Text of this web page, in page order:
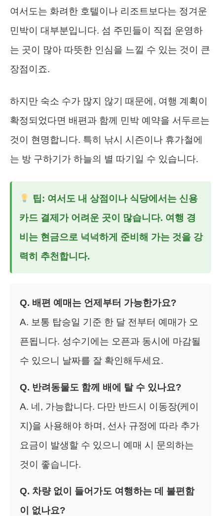
여서도는 화려한 호텔이나 리조트보다는 정겨운
민박이 대부분입니다. 섬 주민들이 직접 운영하
는 곳이 많아 따뜻한 인심을 느낄 수 있는 것이 큰
장점이죠.
하지만 숙소 수가 많지 않기 때문에, 여행 계획이
확정되었다면 배편과 함께 민박 예약을 서두르는
것이 현명합니다. 특히 낚시 시즌이나 휴가철에
는 방 구하기가 하늘의 별 따기일 수 있습니다.
팁: 여서도 내 상점이나 식당에서는 신용
카드 결제가 어려운 곳이 많습니다. 여행 경
비는 현금으로 넉넉하게 준비해 가는 것을 강
력히 추천합니다.
Q. 배편 예매는 언제부터 가능한가요?
A. 보통 탑승일 기준 한 달 전부터 예매가 오
픈됩니다. 성수기에는 오픈과 동시에 마감될
수 있으니 날짜를 잘 확인해두세요.
Q. 반려동물도 함께 배에 탈 수 있나요?
A. 네, 가능합니다. 다만 반드시 이동장(케이
지)을 사용해야 하며, 선사 규정에 따라 추가
요금이 발생할 수 있으니 예매 시 문의하는
것이 좋습니다.
Q. 차량 없이 들어가도 여행하는 데 불편함
이 없나요?